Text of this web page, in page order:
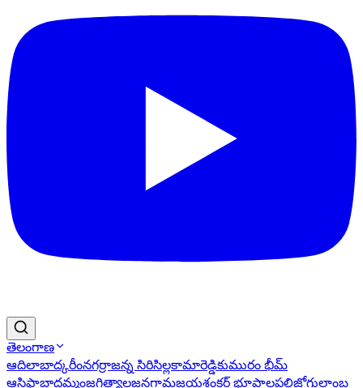
తెలంగాణ
ఆదిలాబాద్కరీంనగర్రాజన్న సిరిసిల్లకామారెడ్డికుమురం భీమ్
ఆసిఫాబాద్ఖమ్మంజగిత్యాలజనగామజయశంకర్ భూపాలపల్లిజోగులాంబ